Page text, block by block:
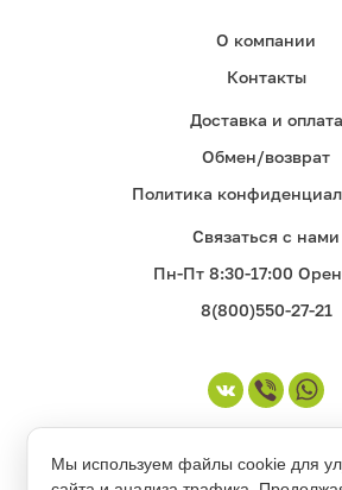
О компании
Контакты
Доставка и оплата
Обмен/возврат
Политика
Связаться с нами
Пн-Пт 8:30-17:00
8(800)550-27-21
Мы используем файлы cookie для